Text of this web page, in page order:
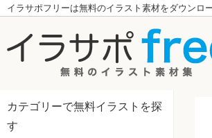
イラサポフリーは無料のイラスト素材をダウンロ
カテゴリーで無料イラストを探
す